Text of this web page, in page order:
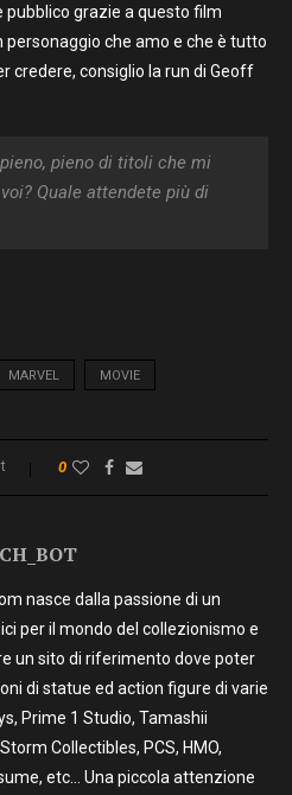
pubblico grazie a questo film
che amo e che è tutto
credere, consiglio la run di Geoff
pieno di titoli che mi
Quale attendete più di
MARVEL MOVIE
0
nasce dalla passione di un
per il mondo del collezionismo e
un sito di riferimento dove poter
di statue ed action figure di varie
Prime 1 Studio, Tamashii
Collectibles, PCS, HMO,
etc… Una piccola attenzione